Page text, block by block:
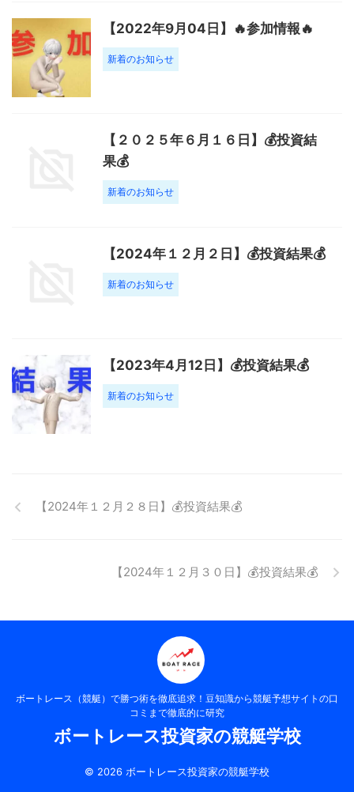
【2022年9月04日】🔥参加情報🔥
新着のお知らせ
【２０２５年６月１６日】💰投資結
果💰
新着のお知らせ
【2024年１２月２日】💰投資結果💰
新着のお知らせ
【2023年4月12日】💰投資結果💰
新着のお知らせ
【2024年１２月２８日】💰投資結果💰
【2024年１２月３０日】💰投資結果💰
ボートレース（競艇）で勝つ術を徹底追求！豆知識から競艇予想サイトの口
コミまで徹底的に研究
ボートレース投資家の競艇学校
© 2026 ボートレース投資家の競艇学校